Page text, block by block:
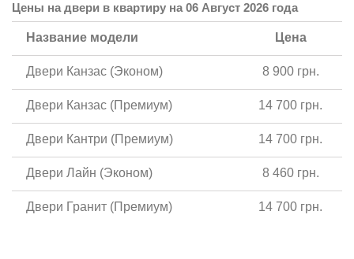
Цены на двери в квартиру на 06 Август 2026 года
Название модели Цена
Двери Канзас (Эконом) 8 900 грн.
Двери Канзас (Премиум) 14 700 грн.
Двери Кантри (Премиум) 14 700 грн.
Двери Лайн (Эконом) 8 460 грн.
Двери Гранит (Премиум) 14 700 грн.